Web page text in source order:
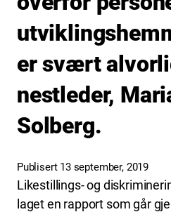
er svært
nestleder,
Solberg.
Publisert 13 september, 2019
Likestillings- og
laget en rapport som går